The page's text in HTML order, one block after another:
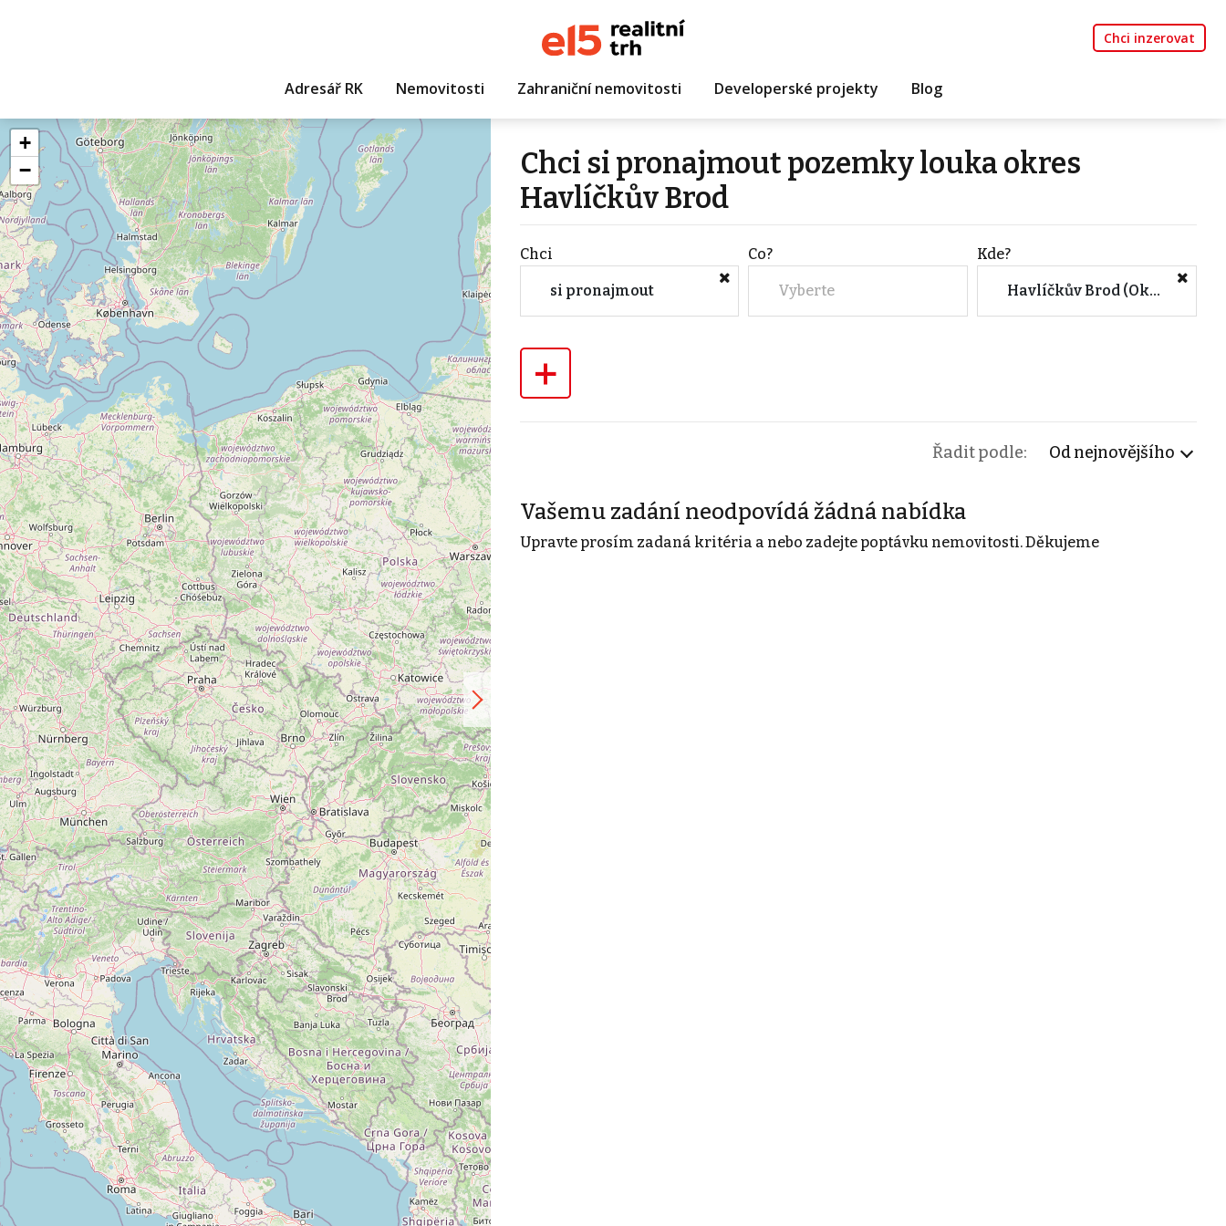
Chci inzerovat
Adresář RK Nemovitosti Zahraniční nemovitosti Developerské projekty Blog
+
−
Chci si pronajmout pozemky louka okres
Havlíčkův Brod
Chci
si pronajmout
Co?
Vyberte
Kde?
Havlíčkův Brod (Okres, Kraj Vysočina)
+
Řadit podle: Od nejnovějšího
Vašemu zadání neodpovídá žádná nabídka
Upravte prosím zadaná kritéria a nebo zadejte poptávku nemovitosti. Děkujeme